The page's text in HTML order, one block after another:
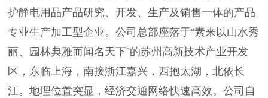
护静电用品产品研究、开发、生产及销售一体的产品
专业生产加工型企业。公司总部座落于“素来以山水秀
丽、园林典雅而闻名天下”的苏州高新技术产业开发
区，东临上海，南接浙江嘉兴，西抱太湖，北依长
江。地理位置突显，经济交通网络快速高效。公司自